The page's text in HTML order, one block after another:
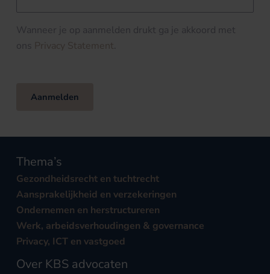
Wanneer je op aanmelden drukt ga je akkoord met
ons Privacy Statement.
Aanmelden
Thema’s
Gezondheidsrecht en tuchtrecht
Aansprakelijkheid en verzekeringen
Ondernemen en herstructureren
Werk, arbeidsverhoudingen & governance
Privacy, ICT en vastgoed
Over KBS advocaten